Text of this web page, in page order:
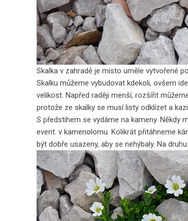
Skalka v zahradě je místo uměle vytvořené
Skalku můžeme vybudovat kdekoli, ovšem
velikost. Napřed raději menší, rozšířit
protože ze skalky se musí listy odklízet a
S předstihem se vydáme na kameny. Někdy
event. v kamenolomu. Kolikrát přitáhneme
být dobře usazeny, aby se nehýbaly. Na